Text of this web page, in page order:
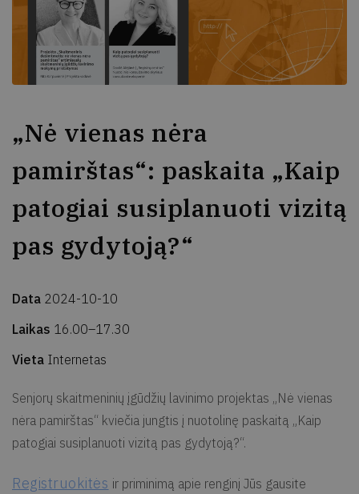
„Nė vienas nėra
pamirštas“: paskaita „Kaip
patogiai susiplanuoti vizitą
pas gydytoją?“
Data 2024-10-10
Laikas 16.00–17.30
Vieta Internetas
Senjorų skaitmeninių įgūdžių lavinimo projektas „Nė vienas
nėra pamirštas“ kviečia jungtis į nuotolinę paskaitą „Kaip
patogiai susiplanuoti vizitą pas gydytoją?“.
Registruokitės ir priminimą apie renginį Jūs gausite